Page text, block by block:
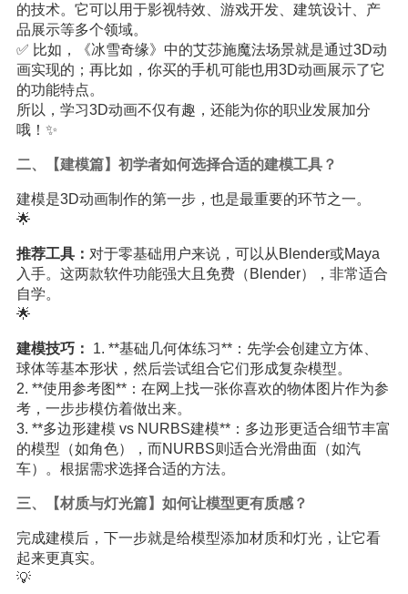
的技术。它可以用于影视特效、游戏开发、建筑设计、产
品展示等多个领域。
✅ 比如，《冰雪奇缘》中的艾莎施魔法场景就是通过3D动
画实现的；再比如，你买的手机可能也用3D动画展示了它
的功能特点。
所以，学习3D动画不仅有趣，还能为你的职业发展加分
哦！✨
二、【建模篇】初学者如何选择合适的建模工具？
建模是3D动画制作的第一步，也是最重要的环节之一。
🌟
推荐工具： 对于零基础用户来说，可以从Blender或Maya
入手。这两款软件功能强大且免费（Blender），非常适合
自学。
🌟
建模技巧：
1. **基础几何体练习**：先学会创建立方体、
球体等基本形状，然后尝试组合它们形成复杂模型。
2. **使用参考图**：在网上找一张你喜欢的物体图片作为参
考，一步步模仿着做出来。
3. **多边形建模 vs NURBS建模**：多边形更适合细节丰富
的模型（如角色），而NURBS则适合光滑曲面（如汽
车）。根据需求选择合适的方法。
三、【材质与灯光篇】如何让模型更有质感？
完成建模后，下一步就是给模型添加材质和灯光，让它看
起来更真实。
💡